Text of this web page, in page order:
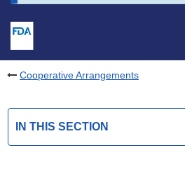
Cooperative Arrangements
IN THIS SECTION